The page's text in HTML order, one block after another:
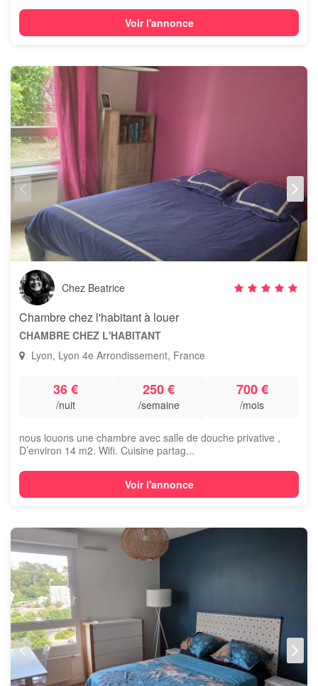
Voir l'annonce
Chez Beatrice
Chambre chez l'habitant à louer
CHAMBRE CHEZ L'HABITANT
Lyon, Lyon 4e Arrondissement, France
36 €
/nuit
250 €
/semaine
700 €
/mois
nous louons une chambre avec salle de douche privative ,
D’environ 14 m2. Wifi. Cuisine partag...
Voir l'annonce